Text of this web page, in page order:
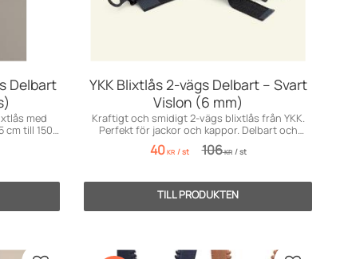
Delbart
med
cm till 150
YKK Blixtlås 2-vägs Delbart – Svart
Vislon (6 mm)
Kraftigt och smidigt 2-vägs blixtlås från YKK.
Perfekt för jackor och kappor. Delbart och
hållbart!
40KR /st 106KR /st